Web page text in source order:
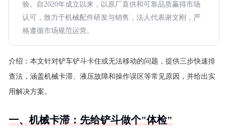
验。自2020年成立以来，以原厂直供和可靠品质赢得市场
认可，致力于机械配件研发与销售，法人代表谢文刚，严
格遵循市场规范运营。
介绍： 本文针对铲车铲斗卡住或无法移动的问题，提供三步快速排
查法，涵盖机械卡滞、液压故障和操作误区等常见原因，并给出实
用解决方案。
一、机械卡滞：先给铲斗做个"体检"